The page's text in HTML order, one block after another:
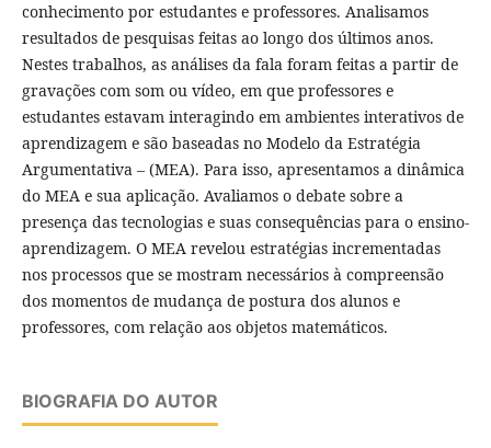
conhecimento por estudantes e professores. Analisamos
resultados de pesquisas feitas ao longo dos últimos anos.
Nestes trabalhos, as análises da fala foram feitas a partir de
gravações com som ou vídeo, em que professores e
estudantes estavam interagindo em ambientes interativos de
aprendizagem e são baseadas no Modelo da Estratégia
Argumentativa – (MEA). Para isso, apresentamos a dinâmica
do MEA e sua aplicação. Avaliamos o debate sobre a
presença das tecnologias e suas consequências para o ensino-
aprendizagem. O MEA revelou estratégias incrementadas
nos processos que se mostram necessários à compreensão
dos momentos de mudança de postura dos alunos e
professores, com relação aos objetos matemáticos.
BIOGRAFIA DO AUTOR